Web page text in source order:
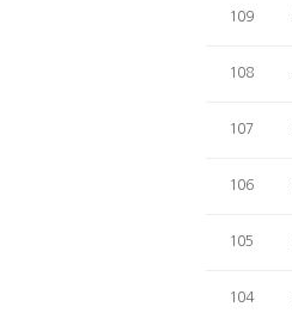
109
108
107
106
105
104